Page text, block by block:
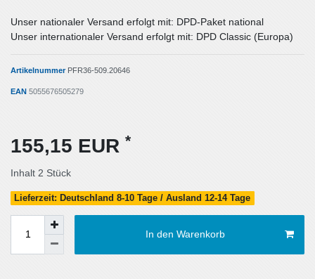
Unser nationaler Versand erfolgt mit: DPD-Paket national
Unser internationaler Versand erfolgt mit: DPD Classic (Europa)
Artikelnummer PFR36-509.20646
EAN 5055676505279
155,15 EUR *
Inhalt 2 Stück
Lieferzeit: Deutschland 8-10 Tage / Ausland 12-14 Tage
In den Warenkorb